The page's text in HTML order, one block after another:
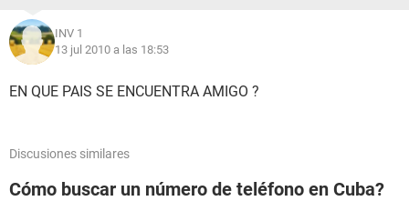
INV 1
13 jul 2010 a las 18:53
EN QUE PAIS SE ENCUENTRA AMIGO ?
Discusiones similares
Cómo buscar un número de teléfono en Cuba?